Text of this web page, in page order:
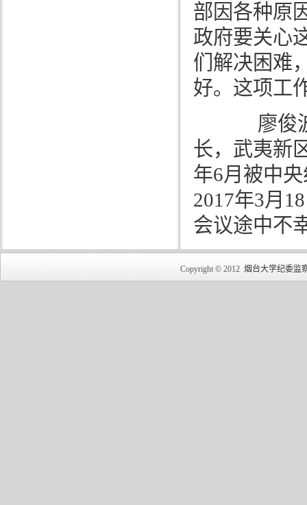
部因各种原
政府要关心
们解决困难
好。这项工
廖俊波
长，武夷新
年6月被中
2017年3月
会议途中不
Copyright © 2012 烟台大学纪委监